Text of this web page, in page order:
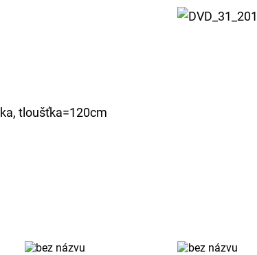
tloušťka=120cm